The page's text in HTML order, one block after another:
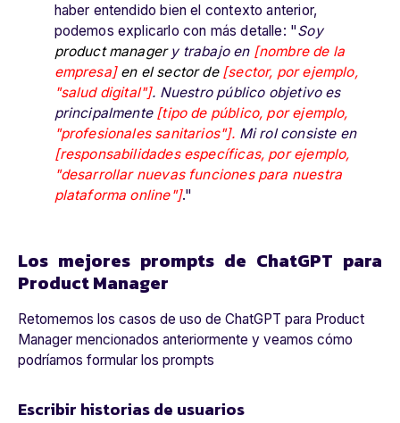
haber entendido bien el contexto anterior,
podemos explicarlo con más detalle: "Soy
product manager y trabajo en [nombre de la
empresa] en el sector de [sector, por ejemplo,
"salud digital"]. Nuestro público objetivo es
principalmente [tipo de público, por ejemplo,
"profesionales sanitarios"]. Mi rol consiste en
[responsabilidades específicas, por ejemplo,
"desarrollar nuevas funciones para nuestra
plataforma online"]."
Los mejores prompts de ChatGPT para
Product Manager
Retomemos los casos de uso de ChatGPT para Product
Manager mencionados anteriormente y veamos cómo
podríamos formular los prompts
Escribir historias de usuarios